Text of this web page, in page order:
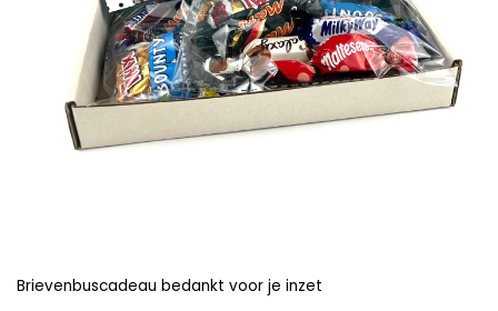
Brievenbuscadeau bedankt voor je inzet